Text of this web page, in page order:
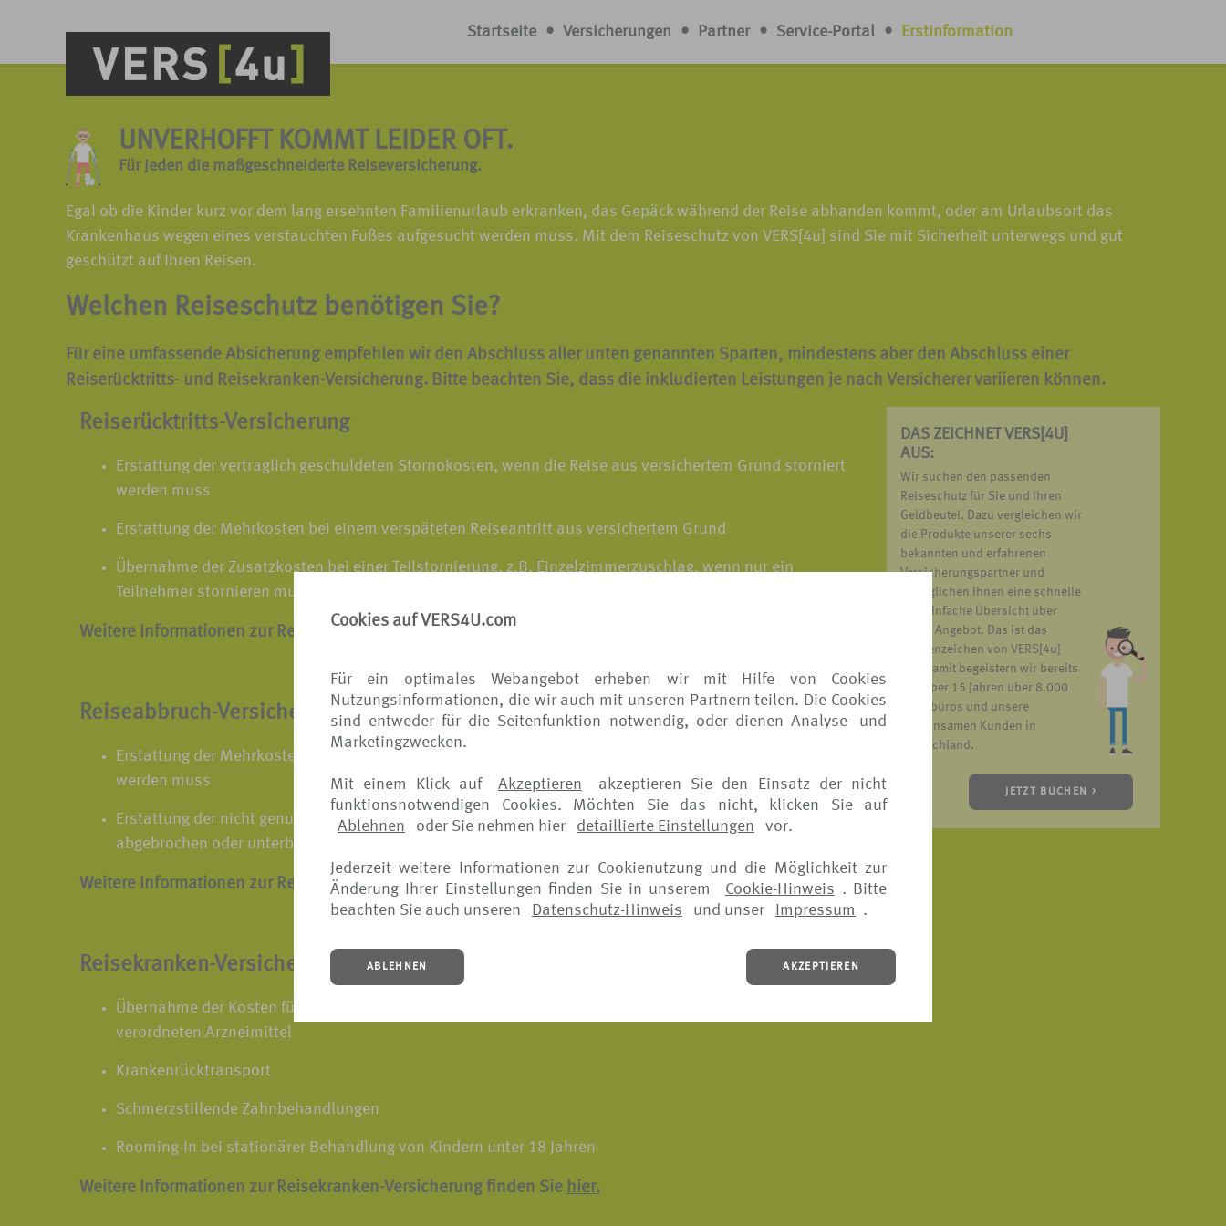
Cookies auf VERS4U.com
Für ein optimales Webangebot erheben wir mit Hilfe von Cookies
Nutzungsinformationen, die wir auch mit unseren Partnern teilen. Die Cookies
sind entweder für die Seitenfunktion notwendig, oder dienen Analyse- und
Marketingzwecken.
Mit einem Klick auf Akzeptieren
akzeptieren Sie den Einsatz der nicht
funktionsnotwendigen Cookies. Möchten Sie das nicht, klicken Sie auf
Ablehnen
oder Sie nehmen hier detaillierte Einstellungen vor.
Jederzeit weitere Informationen zur Cookienutzung und die Möglichkeit zur
Änderung Ihrer Einstellungen finden Sie in unserem
Cookie-Hinweis . Bitte
beachten Sie auch unseren
Datenschutz-Hinweis und unser Impressum .
ABLEHNEN AKZEPTIEREN
Startseite • Versicherungen • Partner • Service-Portal • Erstinformation
UNVERHOFFT KOMMT LEIDER OFT.
Für jeden die maßgeschneiderte Reiseversicherung.
Egal ob die Kinder kurz vor dem lang ersehnten Familienurlaub erkranken, das Gepäck während der Reise abhanden kommt, oder am Urlaubsort das
Krankenhaus wegen eines verstauchten Fußes aufgesucht werden muss. Mit dem Reiseschutz von VERS[4u] sind Sie mit Sicherheit unterwegs und gut
geschützt auf Ihren Reisen.
Welchen Reiseschutz benötigen Sie?
Für eine umfassende Absicherung empfehlen wir den Abschluss aller unten genannten Sparten, mindestens aber den Abschluss einer
Reiserücktritts- und Reisekranken-Versicherung. Bitte beachten Sie, dass die inkludierten Leistungen je nach Versicherer variieren können.
Reiserücktritts-Versicherung
Erstattung der vertraglich geschuldeten Stornokosten, wenn die Reise aus versichertem Grund storniert
werden muss
Erstattung der Mehrkosten bei einem verspäteten Reiseantritt aus versichertem Grund
Übernahme der Zusatzkosten bei einer Teilstornierung, z.B. Einzelzimmerzuschlag, wenn nur ein
Teilnehmer stornieren muss
Weitere Informationen zur Reiserücktritts-Versicherung finden Sie
Reiseabbruch-Versicherung
Erstattung der Mehrkosten für die Rückreise, wenn die Reise aus versichertem Grund vorzeitig abgebrochen
werden muss
Erstattung der nicht genutzten Reiseleistungen vor Ort, wenn die Reise aus versichertem Grund vorzeitig
abgebrochen oder unterbrochen werden muss
Weitere Informationen zur Reiseabbruch-Versicherung finden Siehier.
Reisekranken-Versicherung
Übernahme der Kosten für medizinisch notwendige Heilbehandlungen im Ausland inklusive aller
verordneten Arzneimittel
Krankenrücktransport
Schmerzstillende Zahnbehandlungen
Rooming-In bei stationärer Behandlung von Kindern unter 18 Jahren
Weitere Informationen zur Reisekranken-Versicherung finden Sie hier.
DAS ZEICHNET VERS[4U]
AUS:
Wir suchen den passenden
Reiseschutz für Sie und Ihren
Geldbeutel. Dazu vergleichen wir
die Produkte unserer sechs
bekannten und erfahrenen
Versicherungspartner und
ermöglichen Ihnen eine schnelle
und einfache Übersicht über
unser Angebot. Das ist das
Markenzeichen von VERS[4u]
und damit begeistern wir bereits
seit über 15 Jahren über 8.000
Reisebüros und unsere
gemeinsamen Kunden in
Deutschland.
JETZT BUCHEN >